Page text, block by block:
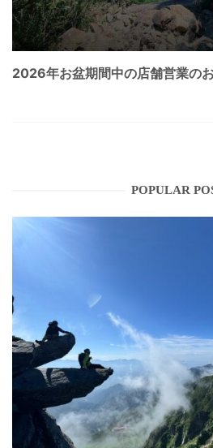
2026年お盆期間中の店舗営業の
POPULAR